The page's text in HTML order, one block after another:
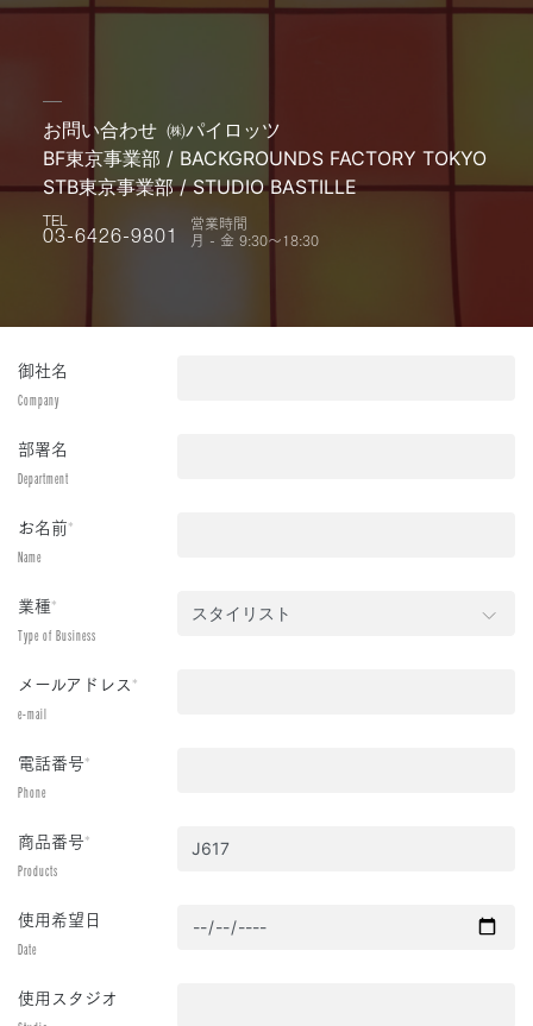
お問い合わせ ㈱パイロッツ
BF東京事業部 / BACKGROUNDS FACTORY TOKYO
STB東京事業部 / STUDIO BASTILLE
TEL
03-6426-9801
営業時間
月 - 金 9:30〜18:30
御社名
Company
部署名
Department
お名前*
Name
業種*
Type of Business
メールアドレス*
e-mail
電話番号*
Phone
商品番号*
Products
使用希望日
Date
使用スタジオ